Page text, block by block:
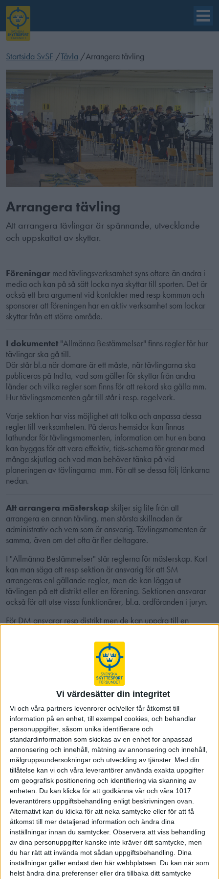
Vi värdesätter din integritet
Vi och våra partners levenrorer och/eller får åtkomst till
information på en enhet, till exempel cookies, och behandlar
personuppgifter, såsom unika identifierare och
standardinformation som skickas av en enhet for anpassad
annonsering och innehåll, mätning av annonsering och innehåll,
målgruppsundersokningar och utveckling av tjänster. Med din
tillåtelse kan vi och våra leverantörer använda exakta uppgifter
om geografisk positionering och identifiering via skanning av
enheten. Du kan klicka för att godkänna vår och våra 1017
leverantörers uppgiftsbehandling enligt beskrivningen ovan.
Alternativt kan du klicka för att neka samtycke eller för att få
åtkomst till mer detaljerad information och ändra dina
inställningar innan du samtycker. Observera att viss behandling
av dina personuppgifter kanske inte kräver ditt samtycke, men
du har rätt att invända mot sådan uppgiftsbehandling. Dina
inställningar gäller endast den här webbplatsen. Du kan när som
helst ändra dina preferenser eller dra tillbaka ditt samtycke
Startsida SvSF /Tävla /Arrangera tävling
Arrangera tävling
Att arrangera tävlingar är spännande, utvecklande
och uppskattat av skyttar.
Föreningar med tävlingsverksamhet syns oftare än andra i
media och kan på så sätt locka nya skyttar till sporten. Det är
också ett bra argument vid kontakter med resp kommun och
sponsorer att föreningen har en aktiv verksamhet som lockar
skyttar från ett större område.
I dokumentet "Allmänna Bestämmelser" finns regler för hur
tävlingar ska gå till.
Där står bl.a när domare är ett måste, när tävlingarna ska
publiceras på IndTa, vad som gäller för skyttar från andra
länder och vilka regler som finns för att rekord ska gälla mm.
Hur tävlingsmomenten går till står i resp. regelverk.
Varje sektion har viss möjlighet att tolka och anpassa dessa
regler till verksamheten. På deras hemsidor kan finnas
lathundar för tävlingsmomenten, information om hur en bana
kan byggas för att vara effektiv, tids-schema för grenar med
många skjutlag och vad man behöver tänka på vid
planeringen av tävlingarna mm. För att se dessa följ länkarna
nedan.
Att arrangera mästerskap skiljer sig lite från att
arrangera en annan tävling, men största skillnaden är
administrativ och vem som är ansvarig. Tävlingsmomenten är
samma, även om det ofta är fler deltagare.
I "Allmänna Bestämmelser" står reglerna för mästerskap. Kort
kan man säga att resp sektion är ansvarig för att SM
arrangeras enl gällande regler, men de kan lägga ut
tävlingen på ett distrikt eller en förening. Sektionen ansvarar
också för att utse vissa funktionärer, bl.a. ordföranden i juryn.
För DM ansvarar resp distrikt men de kan uppdra till en
Godkända SM-och DM-grenar
Reglementen
Skyttekort
SkytteTA
SäkB
För föreningarsom idag inte har tävlingsverksamhet finns
det mycket erfarenhet inom skyttet att ta del av. Vana skyttar
kan mycket, många funktionärer har stor kunskap om
planering och genomförande.
Några frågor som kommit upp
Vi har inte en tillräckligt bra/stor bana.